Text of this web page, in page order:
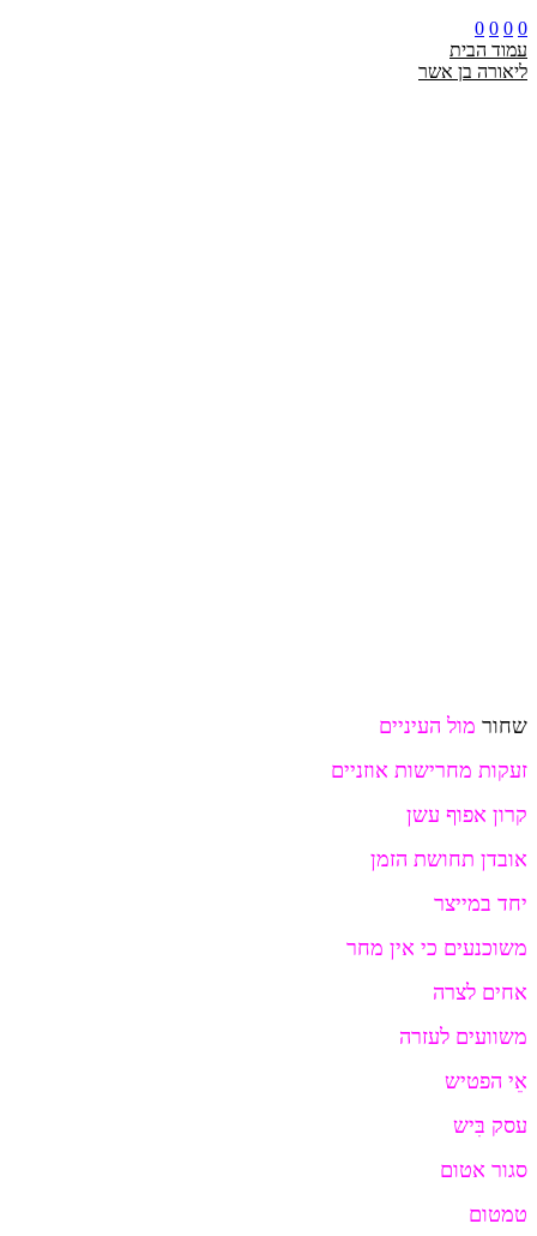
0
0
0
0
עמוד הבית
ליאורה בן אשר
שחור מול העיניים
זעקות מחרישות אוזניים
קרון אפוף עשן
אובדן תחושת הזמן
יחד במייצר
משוכנעים כי אין מחר
אחים לצרה
משוועים לעזרה
אֵי הפטיש
עסק בִּיש
סגור אטום
טמטום